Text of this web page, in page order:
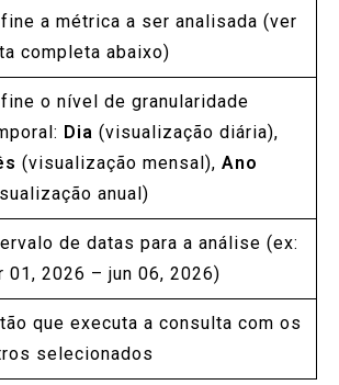
a métrica a ser analisada (ver
completa abaixo)
o nível de granularidade
Dia (visualização diária),
(visualização mensal), Ano
anual)
de datas para a análise (ex:
01, 2026 – jun 06, 2026)
que executa a consulta com os
selecionados